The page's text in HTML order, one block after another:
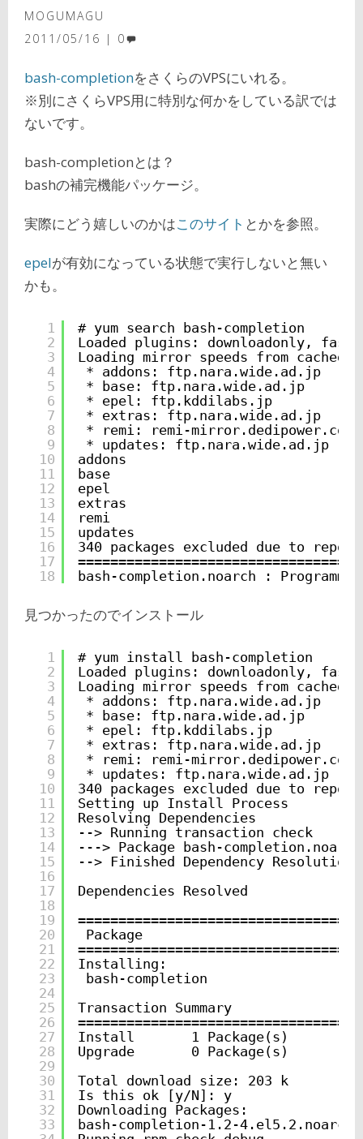
MOGUMAGU
2011/05/16
0
bash-completionをさくらのVPSにいれる。
※別にさくらVPS用に特別な何かをしている訳では
ないです。
bash-completionとは？
bashの補完機能パッケージ。
実際にどう嬉しいのかはこのサイト とかを参照。
epelが有効になっている状態で実行しないと無い
かも。
1
2
3
4
5
6
7
8
9
10
11
12
13
14
15
16
17
18
# yum search bash-completion
Loaded plugins: downloadonly,
Loading mirror speeds from cached
* addons: ftp.nara.wide.ad.jp
* base: ftp.nara.wide.ad.jp
* epel: ftp.kddilabs.jp
* extras: ftp.nara.wide.ad.jp
* remi: remi-mirror.dedipower.com
* updates: ftp.nara.wide.ad.jp
addons
base
epel
extras
remi
updates
340 packages excluded due to
bash-completion.noarch :
見つかったのでインストール
1
2
3
4
5
6
7
8
9
10
11
12
13
14
15
16
17
18
19
20
21
22
23
24
25
26
27
28
29
30
31
32
33
# yum install bash-completion
Loaded plugins: downloadonly,
Loading mirror speeds from cached
* addons: ftp.nara.wide.ad.jp
* base: ftp.nara.wide.ad.jp
* epel: ftp.kddilabs.jp
* extras: ftp.nara.wide.ad.jp
* remi: remi-mirror.dedipower.com
* updates: ftp.nara.wide.ad.jp
340 packages excluded due to
Setting up Install Process
Resolving Dependencies
--> Running transaction check
---> Package bash-
--> Finished Dependency Resolution
Dependencies Resolved
Package
Installing:
bash-completion
Transaction Summary
Install       1 Package(s)
Upgrade       0 Package(s)
Total download size: 203 k
Is this ok [y/N]: y
Downloading Packages:
bash-completion-1.2-4.el5.2.noarch.rpm